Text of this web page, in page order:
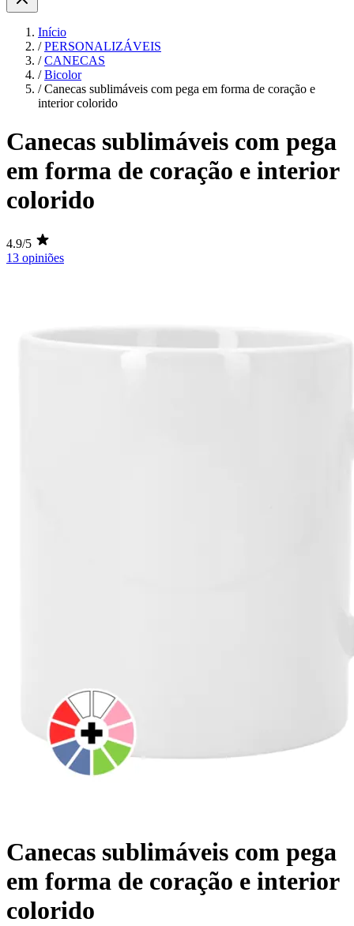
Início
/ PERSONALIZÁVEIS
/ CANECAS
/ Bicolor
/ Canecas sublimáveis com pega em forma de coração e
interior colorido
Canecas sublimáveis com pega
em forma de coração e interior
colorido
4.9/5
13 opiniões
Canecas sublimáveis com pega
em forma de coração e interior
colorido